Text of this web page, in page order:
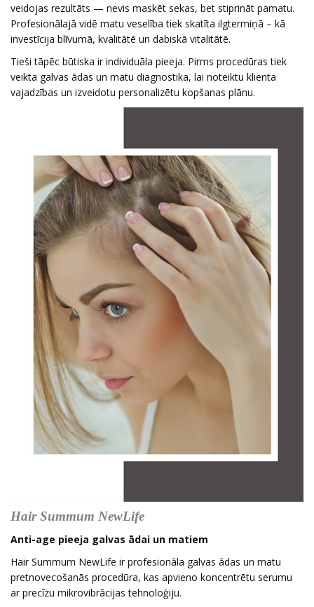
veidojas rezultāts — nevis maskēt sekas, bet stiprināt pamatu.
Profesionālajā vidē matu veselība tiek skatīta ilgtermiņā – kā
investīcija blīvumā, kvalitātē un dabiskā vitalitātē.
Tieši tāpēc būtiska ir individuāla pieeja. Pirms procedūras tiek
veikta galvas ādas un matu diagnostika, lai noteiktu klienta
vajadzības un izveidotu personalizētu kopšanas plānu.
Hair Summum NewLife
Anti-age pieeja galvas ādai un matiem
Hair Summum NewLife ir profesionāla galvas ādas un matu
pretnovecošanās procedūra, kas apvieno koncentrētu serumu
ar precīzu mikrovibrācijas tehnoloģiju.